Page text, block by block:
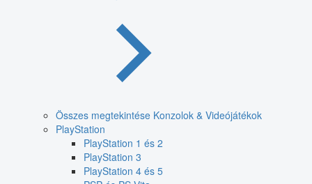
Összes megtekintése Konzolok & Videójátékok
PlayStation
PlayStation 1 és 2
PlayStation 3
PlayStation 4 és 5